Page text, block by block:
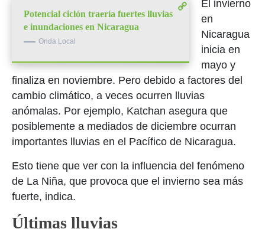
Potencial ciclón traería fuertes lluvias
e inundaciones en Nicaragua
Onda Local
El invierno
en
Nicaragua
inicia en
mayo y
finaliza en noviembre. Pero debido a factores del
cambio climático, a veces ocurren lluvias
anómalas. Por ejemplo, Katchan asegura que
posiblemente a mediados de diciembre ocurran
importantes lluvias en el Pacífico de Nicaragua.
Esto tiene que ver con la influencia del fenómeno
de La Niña, que provoca que el invierno sea más
fuerte, indica.
Últimas lluvias